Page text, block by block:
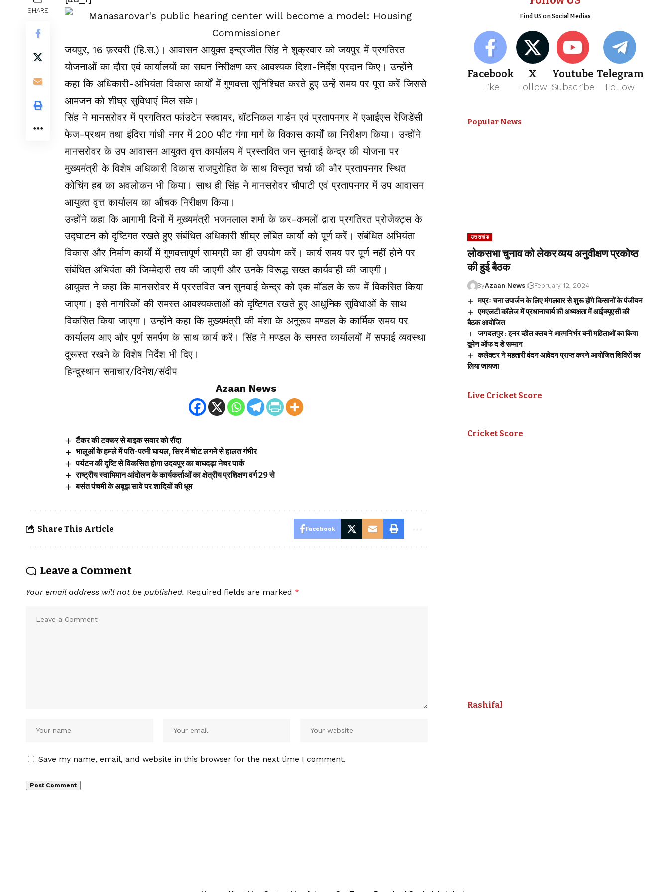
SHARE
जयपुर, 16 फ़रवरी (हि.स.)। आवासन आयुक्त इन्द्रजीत सिंह ने शुक्रवार को जयपुर में प्रगतिरत
योजनाओं का दौरा एवं कार्यालयों का सघन निरीक्षण कर आवश्यक दिशा-निर्देश प्रदान किए। उन्होंने
कहा कि अधिकारी-अभियंता विकास कार्यों में गुणवत्ता सुनिश्चित करते हुए उन्हें समय पर पूरा करें जिससे
आमजन को शीघ्र सुविधाएं मिल सके।
सिंह ने मानसरोवर में प्रगतिरत फांउटेन स्क्वायर, बॉटनिकल गार्डन एवं प्रतापनगर में एआईएस रेजिडेंसी
फेज-प्रथम तथा इंदिरा गांधी नगर में 200 फीट गंगा मार्ग के विकास कार्यों का निरीक्षण किया। उन्होंने
मानसरोवर के उप आवासन आयुक्त वृत्त कार्यालय में प्रस्तवित जन सुनवाई केन्द्र की योजना पर
मुख्यमंत्री के विशेष अधिकारी विकास राजपुरोहित के साथ विस्तृत चर्चा की और प्रतापनगर स्थित
कोचिंग हब का अवलोकन भी किया। साथ ही सिंह ने मानसरोवर चौपाटी एवं प्रतापनगर में उप आवासन
आयुक्त वृत्त कार्यालय का औचक निरीक्षण किया।
उन्होंने कहा कि आगामी दिनों में मुख्यमंत्री भजनलाल शर्मा के कर-कमलों द्वारा प्रगतिरत प्रोजेक्ट्स के
उद्घाटन को दृष्टिगत रखते हुए संबंधित अधिकारी शीघ्र लंबित कार्यो को पूर्ण करें। संबंधित अभियंता
विकास और निर्माण कार्यों में गुणवत्तापूर्ण सामग्री का ही उपयोग करें। कार्य समय पर पूर्ण नहीं होने पर
संबंधित अभियंता की जिम्मेदारी तय की जाएगी और उनके विरूद्ध सख्त कार्यवाही की जाएगी।
आयुक्त ने कहा कि मानसरोवर में प्रस्तवित जन सुनवाई केन्द्र को एक मॉडल के रूप में विकसित किया
जाएगा। इसे नागरिकों की समस्त आवश्यकताओं को दृष्टिगत रखते हुए आधुनिक सुविधाओं के साथ
विकसित किया जाएगा। उन्होंने कहा कि मुख्यमंत्री की मंशा के अनुरूप मण्डल के कार्मिक समय पर
कार्यालय आए और पूर्ण समर्पण के साथ कार्य करें। सिंह ने मण्डल के समस्त कार्यालयों में सफाई व्यवस्था
दुरूस्त रखने के विशेष निर्देश भी दिए।
हिन्दुस्थान समाचार/दिनेश/संदीप
Azaan News
टैंकर की टक्कर से बाइक सवार को रौंदा
भालुओं के हमले में पति-पत्नी घायल, सिर में चोट लगने से हालत गंभीर
पर्यटन की दृष्टि से विकसित होगा उदयपुर का बाघदड़ा नेचर पार्क
राष्ट्रीय स्वाभिमान आंदोलन के कार्यकर्ताओं का क्षेत्रीय प्रशिक्षण वर्ग 29 से
बसंत पंचमी के अबूझ सावे पर शादियों की धूम
Share This Article Facebook
Leave a Comment
Your email address will not be published. Required fields are marked *
Save my name, email, and website in this browser for the next time I comment.
Find US on Social Medias
Facebook
Like
X
Follow
Youtube
Subscribe
Telegram
Follow
Popular News
उत्तराखंड
लोकसभा चुनाव को लेकर व्यय अनुवीक्षण प्रकोष्ठ
की हुई बैठक
ByAzaan News February 12, 2024
मप्रः चना उपार्जन के लिए मंगलवार से शुरू होंगे किसानों के पंजीयन
एमएलटी कॉलेज में प्रधानाचार्य की अध्यक्षता में आईक्यूएसी की
बैठक आयोजित
जगदलपुर : इनर व्हील क्लब ने आत्मनिर्भर बनी महिलाओं का किया
वूमेन ऑफ द डे सम्मान
कलेक्टर ने महतारी वंदन आवेदन प्राप्त करने आयोजित शिविरों का
लिया जायजा
Live Cricket Score
Cricket Score
Rashifal